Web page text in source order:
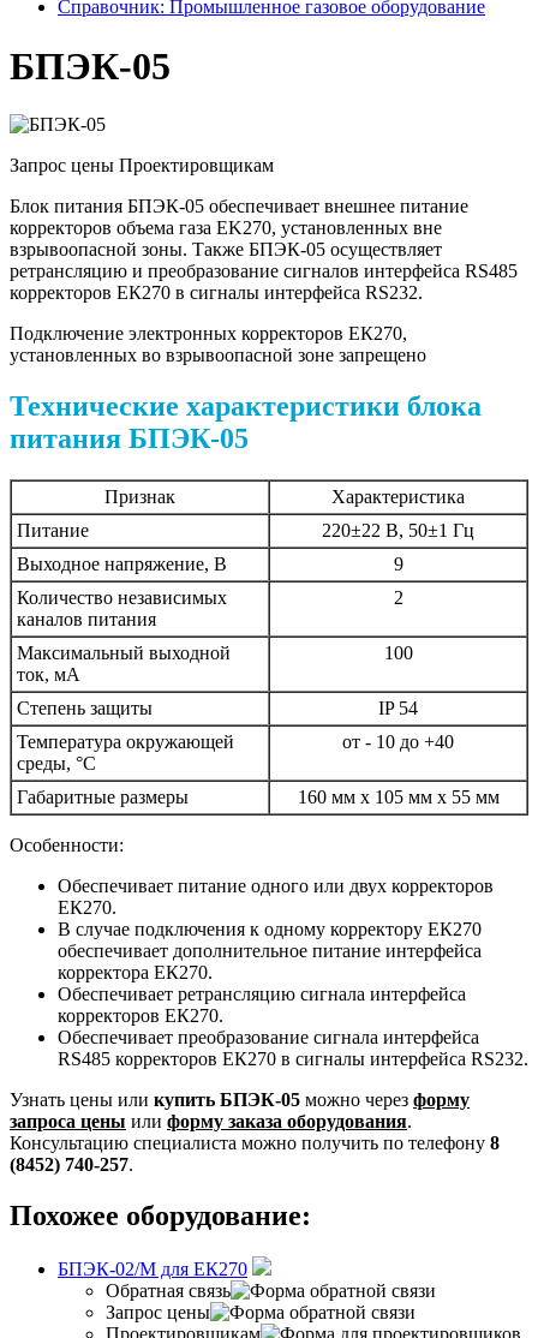
Справочник: Промышленное газовое оборудование
БПЭК-05
Запрос цены Проектировщикам
Блок питания БПЭК-05 обеспечивает внешнее питание
корректоров объема газа EK270, установленных вне
взрывоопасной зоны. Также БПЭК-05 осуществляет
ретрансляцию и преобразование сигналов интерфейса RS485
корректоров ЕК270 в сигналы интерфейса RS232.
Подключение электронных корректоров ЕК270,
установленных во взрывоопасной зоне запрещено
Технические характеристики блока
питания БПЭК-05
Признак
Характеристика
Питание
220±22 В, 50±1 Гц
Выходное напряжение, В
9
Количество независимых
каналов питания
2
Максимальный выходной
ток, мА
100
Степень защиты
IP 54
Температура окружающей
среды, °С
от - 10 до +40
Габаритные размеры 160 мм х 105 мм х 55 мм
Особенности:
Обеспечивает питание одного или двух корректоров
ЕК270.
В случае подключения к одному корректору ЕК270
обеспечивает дополнительное питание интерфейса
корректора ЕК270.
Обеспечивает ретрансляцию сигнала интерфейса
корректоров ЕК270.
Обеспечивает преобразование сигнала интерфейса
RS485 корректоров ЕК270 в сигналы интерфейса RS232.
Узнать цены или купить БПЭК-05 можно через форму
запроса цены или форму заказа оборудования.
Консультацию специалиста можно получить по телефону 8
(8452) 740-257.
Похожее оборудование:
БПЭК-02/М для ЕК270
Обратная связь
Запрос цены
Проектировщикам